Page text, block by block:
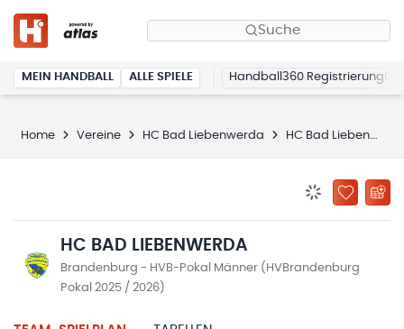
Suche
MEIN HANDBALL ALLE SPIELE Handball360 Registrierung
Home Vereine HC Bad Liebenwerda HC Bad Liebenwerda
ZU
HC BAD LIEBENWERDA
Brandenburg - HVB-Pokal Männer (HVBrandenburg
Pokal 2025 / 2026)